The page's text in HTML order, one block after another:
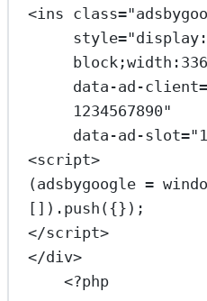
<ins class=
style=
data -ad -client=
1234567890"
data -ad -slot=
<script>
(adsbygoogle =
[]) . push ({});
</script>
</div>
<?php